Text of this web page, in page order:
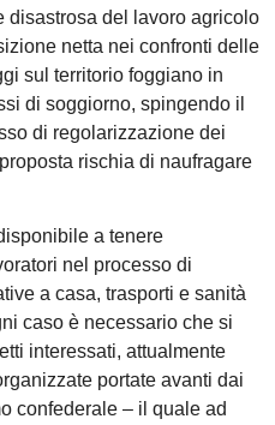
disastrosa del lavoro agricolo
netta nei confronti delle
sul territorio foggiano in
di soggiorno, spingendo il
di regolarizzazione dei
rischia di naufragare
a tenere
nel processo di
a casa, trasporti e sanità
caso è necessario che si
interessati, attualmente
portate avanti dai
confederale – il quale ad